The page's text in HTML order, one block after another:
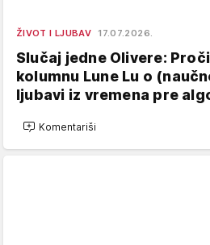
ŽIVOT I LJUBAV 17.07.2026.
Slučaj jedne Olivere:
kolumnu Lune Lu o
ljubavi iz vremena pre
Komentariši